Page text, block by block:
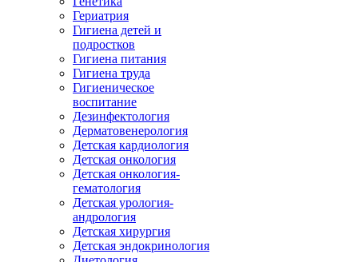
Гериатрия
Гигиена детей и
подростков
Гигиена питания
Гигиена труда
Гигиеническое
воспитание
Дезинфектология
Дерматовенерология
Детская кардиология
Детская онкология
Детская онкология-
гематология
Детская урология-
андрология
Детская хирургия
Детская эндокринология